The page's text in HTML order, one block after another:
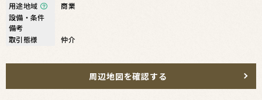
用途地域
商業
設備・条件
備考
取引態様
仲介
周辺地図を確認する